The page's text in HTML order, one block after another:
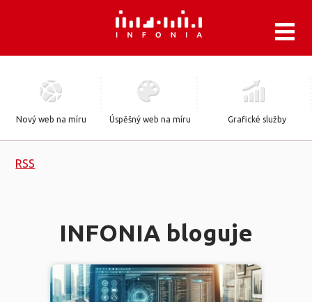
RSS
INFONIA bloguje
Nový web na míru Úspěšný web na míru Grafické služby